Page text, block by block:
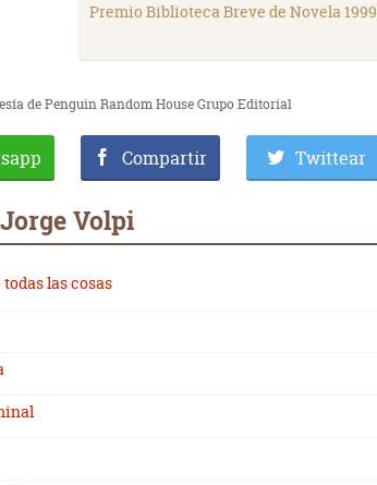
Premio Biblioteca Breve de Novela 1999
de Penguin Random House Grupo Editorial
Compartir Twittear
Volpi
las cosas